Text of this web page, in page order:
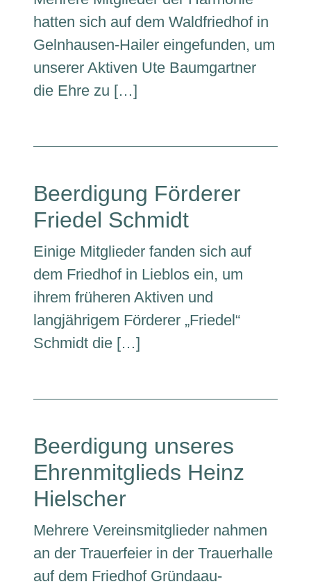
hatten sich auf dem Waldfriedhof in
Gelnhausen-Hailer eingefunden, um
unserer Aktiven Ute Baumgartner
die Ehre zu […]
Beerdigung Förderer
Friedel Schmidt
Einige Mitglieder fanden sich auf
dem Friedhof in Lieblos ein, um
ihrem früheren Aktiven und
langjährigem Förderer „Friedel“
Schmidt die […]
Beerdigung unseres
Ehrenmitglieds Heinz
Hielscher
Mehrere Vereinsmitglieder nahmen
an der Trauerfeier in der Trauerhalle
auf dem Friedhof Gründaau-